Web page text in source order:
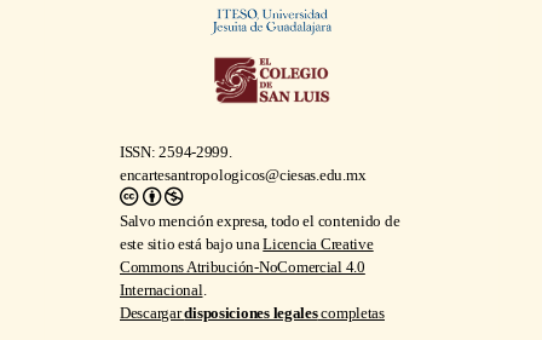
ISSN: 2594-2999.
encartesantropologicos@ciesas.edu.mx
Salvo mención expresa, todo el contenido de
este sitio está bajo unaLicencia Creative
Commons Atribución-NoComercial 4.0
Internacional
Descargardisposiciones legalescompletas